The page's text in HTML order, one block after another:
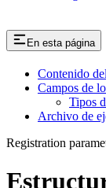
En esta página
Contenido
Campos de
Tipos
Archivo de
Registration